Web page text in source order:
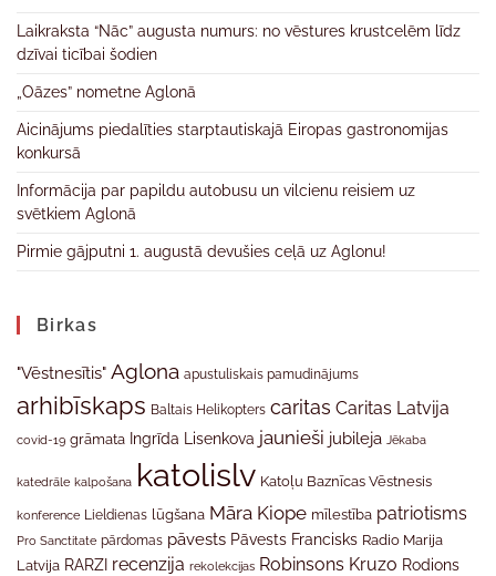
Laikraksta “Nāc” augusta numurs: no vēstures krustcelēm līdz
dzīvai ticībai šodien
„Oāzes” nometne Aglonā
Aicinājums piedalīties starptautiskajā Eiropas gastronomijas
konkursā
Informācija par papildu autobusu un vilcienu reisiem uz
svētkiem Aglonā
Pirmie gājputni 1. augustā devušies ceļā uz Aglonu!
Birkas
"Vēstnesītis" Aglona apustuliskais pamudinājums
arhibīskaps Baltais Helikopters caritas Caritas Latvija
covid-19 grāmata Ingrīda Lisenkova jaunieši jubileja Jēkaba
katedrāle kalpošana katolislv Katoļu Baznīcas Vēstnesis
konference Lieldienas lūgšana Māra Kiope mīlestība patriotisms
Pro Sanctitate pārdomas pāvests Pāvests Francisks Radio Marija
Latvija RARZI recenzija rekolekcijas Robinsons Kruzo Rodions